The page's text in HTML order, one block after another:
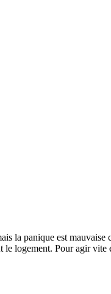
la panique est
le logement. Pour agir